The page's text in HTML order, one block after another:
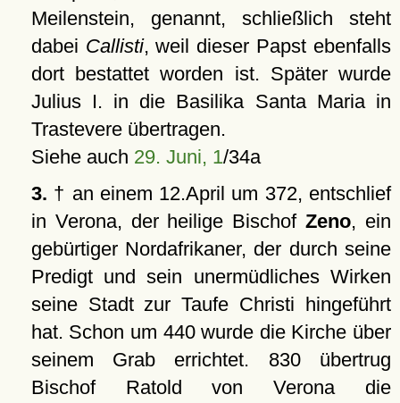
Meilenstein, genannt, schließlich steht
dabei Callisti, weil dieser Papst ebenfalls
dort bestattet worden ist. Später wurde
Julius I. in die Basilika Santa Maria in
Trastevere übertragen.
Siehe auch 29. Juni, 1/34a
3. † an einem 12.April um 372, entschlief
in Verona, der heilige BischofZeno, ein
gebürtiger Nordafrikaner, der durch seine
Predigt und sein unermüdliches Wirken
seine Stadt zur Taufe Christi hingeführt
hat. Schon um 440 wurde die Kirche über
seinem Grab errichtet. 830 übertrug
Bischof Ratold von Verona die